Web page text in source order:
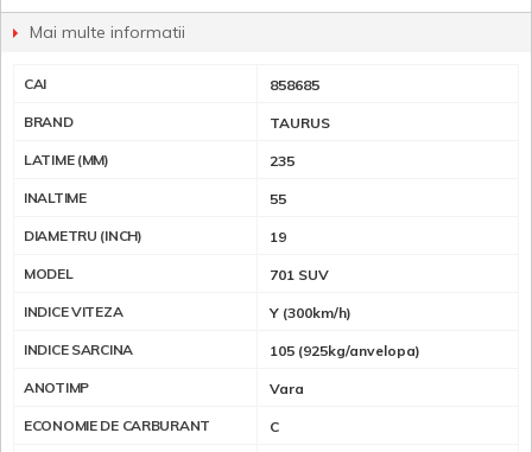
Mai multe informatii
CAI 858685
BRAND TAURUS
LATIME (MM) 235
INALTIME 55
DIAMETRU (INCH) 19
MODEL 701 SUV
INDICE VITEZA Y (300km/h)
INDICE SARCINA 105 (925kg/anvelopa)
ANOTIMP Vara
ECONOMIE DE CARBURANT C